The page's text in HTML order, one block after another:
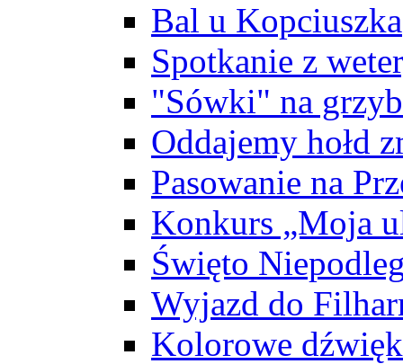
Bal u Kopciuszka
Spotkanie z
"Sówki" na
Oddajemy hołd
Pasowanie na
Konkurs „Moja
Święto
Wyjazd do
Kolorowe